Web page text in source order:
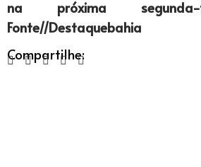
na próxima
Fonte//Destaquebahia
Compartilhe: